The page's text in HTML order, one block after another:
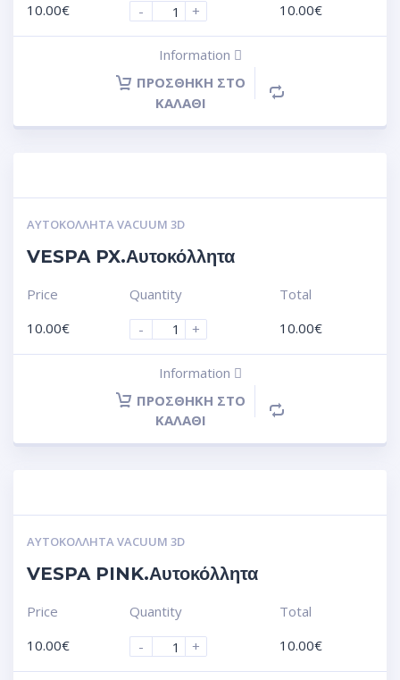
10.00€
-
+
10.00€
Information
ΠΡΟΣΘΉΚΗ ΣΤΟ
ΚΑΛΆΘΙ
ΑΥΤΟΚΌΛΛΗΤΑ VACUUM 3D
VESPA PX.Αυτοκόλλητα
Price
10.00€
Quantity
-
+
Total
10.00€
Information
ΠΡΟΣΘΉΚΗ ΣΤΟ
ΚΑΛΆΘΙ
ΑΥΤΟΚΌΛΛΗΤΑ VACUUM 3D
VESPA PINK.Αυτοκόλλητα
Price
10.00€
Quantity
-
+
Total
10.00€